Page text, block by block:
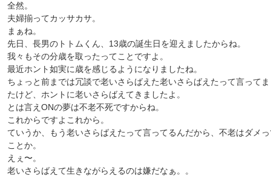
全然。
夫婦揃ってカッサカサ。
まぁね。
先日、長男のトトムくん、13歳の誕生日を迎えましたからね。
我々もその分歳を取ったってことですよ。
最近ホント如実に歳を感じるようになりましたね。
ちょっと前までは冗談で老いさらばえた老いさらばえたって言って
たけど、ホントに老いさらばえてきましたよ。
とは言えONの夢は不老不死ですからね。
これからですよこれから。
ていうか、もう老いさらばえたって言ってるんだから、不老はダメ
ことか。
えぇ〜。
老いさらばえて生きながらえるのは嫌だなぁ。。